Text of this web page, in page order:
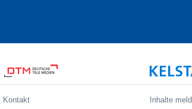
Kontakt Inhalte